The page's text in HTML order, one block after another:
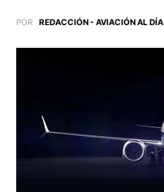
POR REDACCIÓN - AVIACIÓN AL DÍA